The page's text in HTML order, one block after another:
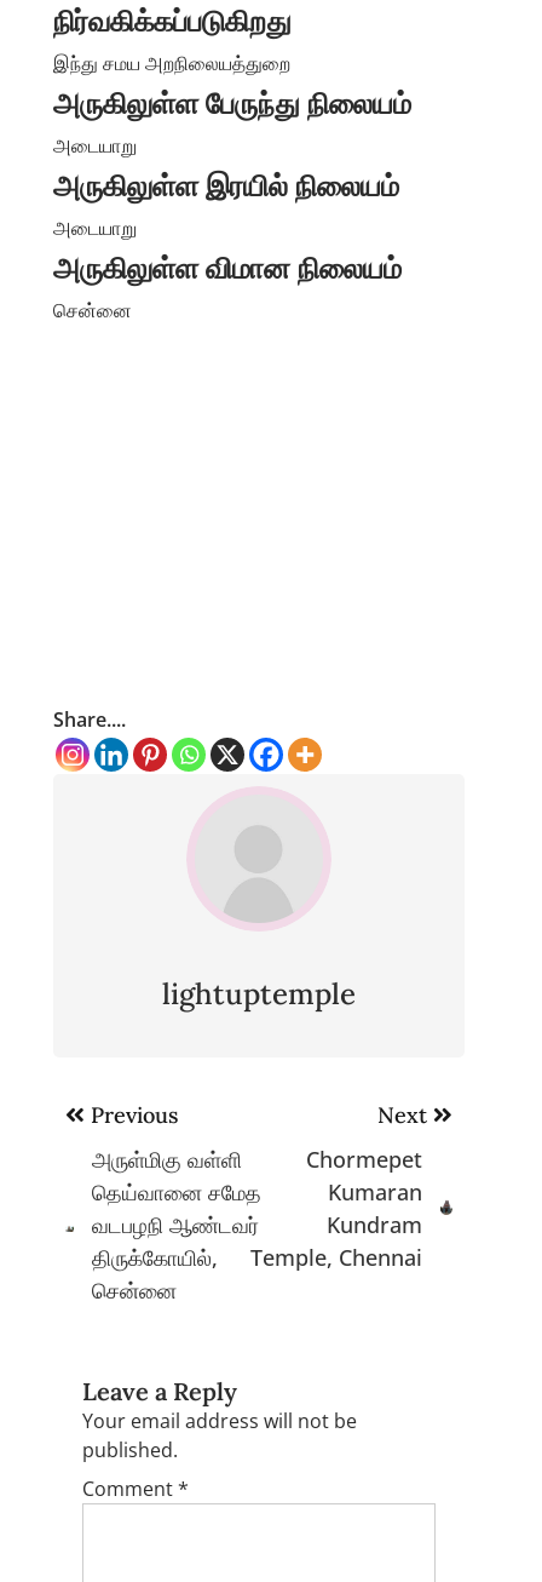
நிர்வகிக்கப்படுகிறது
இந்து சமய அறநிலையத்துறை
அருகிலுள்ள பேருந்து நிலையம்
அடையாறு
அருகிலுள்ள இரயில் நிலையம்
அடையாறு
அருகிலுள்ள விமான நிலையம்
சென்னை
Share....
lightuptemple
Post
navigation
Previous
அருள்மிகு வள்ளி
தெய்வானை சமேத
வடபழநி ஆண்டவர்
திருக்கோயில்,
சென்னை
Next
Chormepet
Kumaran
Kundram
Temple, Chennai
Leave a Reply
Your email address will not be
published.
Comment*